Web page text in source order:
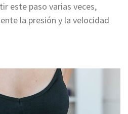
este paso varias veces,
la presión y la velocidad